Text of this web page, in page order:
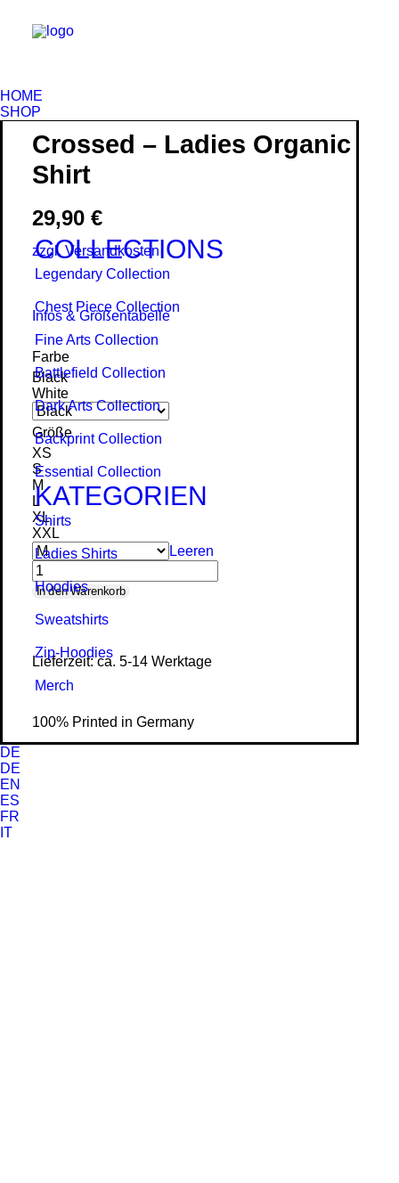
HOME
SHOP
COLLECTIONS
Legendary Collection
Chest Piece Collection
Fine Arts Collection
Battlefield Collection
Dark Arts Collection
Backprint Collection
Essential Collection
KATEGORIEN
Shirts
Ladies Shirts
Hoodies
Sweat­shirts
Zip-Hoodies
Merch
DE
DE
EN
ES
FR
IT
Crossed – Ladies Organic
Shirt
29,90 €
zzgl. Versandkosten
Infos & Größentabelle
Farbe
Black
White
Größe
XS
S
M
L
XL
XXL
Leeren
Crossed
-
Organic
Shirt
Menge
In den Warenkorb
Lieferzeit: ca. 5-14 Werktage
100% Printed in Germany